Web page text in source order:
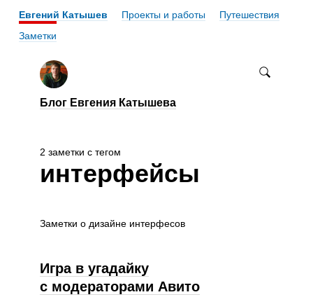
Евгений Катышев Проекты и работы
Путешествия
Заметки
Блог Евгения Катышева
2 заметки с тегом
интерфейсы
Заметки о дизайне интерфесов
Игра в угадайку
с модераторами Авито